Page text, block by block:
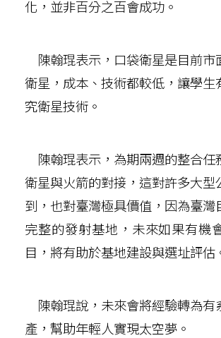
化，並非百分之百會成功。
陳翰琨表示，口袋衛星是目前市
衛星，成本、技術都較低，讓學生
究衛星技術。
陳翰琨表示，為期兩週的整合任
衛星與火箭的對接，這對許多大型
到，也對臺灣極具價值，因為臺灣
完整的發射基地，未來如果有機
目，將有助於基地建設與選址評估
陳翰琨說，未來會將經驗轉為有
產，幫助年輕人實現太空夢。